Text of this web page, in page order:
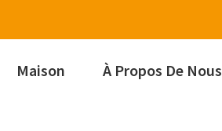
Maison À Propos De Nous